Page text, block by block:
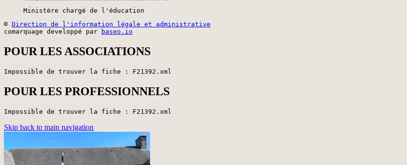
Ministère chargé de l'éducation
© Direction de l'information légale et administrative
comarquage developpé par
baseo.io
POUR LES ASSOCIATIONS
Impossible de trouver la fiche : F21392.xml
POUR LES PROFESSIONNELS
Impossible de trouver la fiche : F21392.xml
Skip back to main navigation